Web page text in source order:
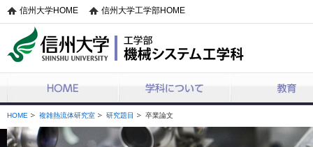
信州大学HOME 信州大学工学部HOME
機械システム工学科
HOME 複雑熱流体研究室 研究題目 卒業論文